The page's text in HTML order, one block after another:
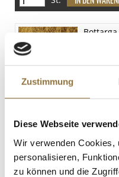
Zustimmung
Diese Webseite
Wir verwenden Cookies,
personalisieren,
zu können und die
Salz
0.3 g
Bottarga
€ 303,57/ kg
St.